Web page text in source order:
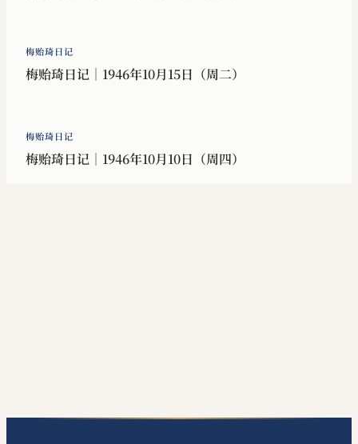
梅贻琦日记
梅贻琦日记｜1946年10月15日（周二）
梅贻琦日记
梅贻琦日记｜1946年10月10日（周四）